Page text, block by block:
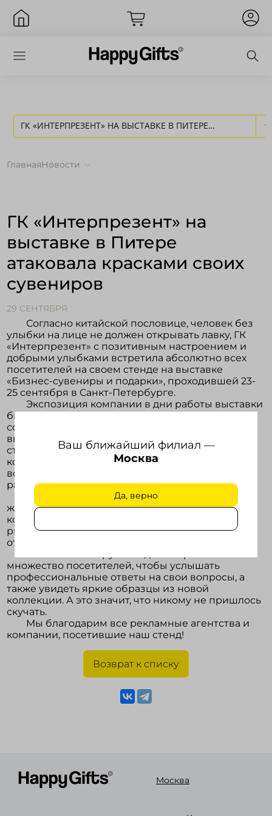
Ваш ближайший филиал —
Москва
Да, верно
ГК «ИНТЕРПРЕЗЕНТ» НА ВЫСТАВКЕ В ПИТЕРЕ
HAPPY GIFTS
ГлавнаяНовости
ГК «Интерпрезент» на
выставке в Питере
атаковала красками своих
сувениров
29 СЕНТЯБРЯ
Согласно китайской пословице, человек без
улыбки на лице не должен открывать лавку, ГК
«Интерпрезент» с позитивным настроением и
добрыми улыбками встретила абсолютно всех
посетителей на своем стенде на выставке
«Бизнес-сувениры и подарки», проходившей 23-
25 сентября в Санкт-Петербурге.
Экспозиция компании в дни работы выставки
была освещена невероятно цветовыми
сочетаниями ярких аксессуаров. Посетители
выставки с удовольствием путешествовали по
стенду и разглядывали сегодняшних героев
компании - новинки и новогодние подарки для
встречи 2009 года, а мы дарили им подарки и
радужное настроение.
Наши специалисты рассказали всем
желающим о самых передовых достижениях
компании в области рекламно-сувенирного
рынка, а также об условиях партнерских
отношений.
множество посетителей, чтобы услышать
профессиональные ответы на свои вопросы, а
также увидеть яркие образцы из новой
коллекции. А это значит, что никому не пришлось
скучать.
Мы благодарим все рекламные агентства и
компании, посетившие наш стенд!
Возврат к списку
Москва
Вход
Запомнить меня Забыли пароль?
Зарегистрироваться